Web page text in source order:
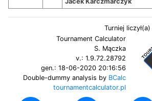
Turniej liczył(a)
Tournament Calculator
S. Mączka
v.:1.9.72.28792
gen.:18-06-2020 20:16:56
Double-dummy analysis by BCalc
tournamentcalculator.pl